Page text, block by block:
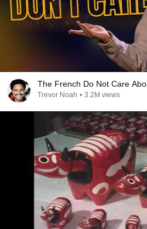
The French Do Not Care
Trevor Noah • 3.2M views